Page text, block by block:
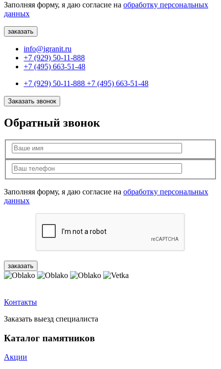
Заполняя форму, я даю согласие на обработку персональных
данных
info@igranit.ru
+7 (929) 50-11-888
+7 (495) 663-51-48
+7 (929) 50-11-888 +7 (495) 663-51-48
Заказать звонок
Обратный звонок
Заполняя форму, я даю согласие на обработку персональных
данных
Контакты
Заказать выезд специалиста
Каталог памятников
Акции